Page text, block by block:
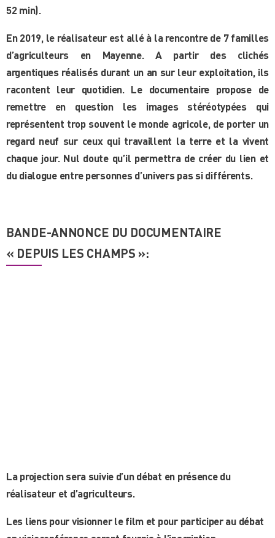
52 min).
En 2019, le réalisateur est allé à la rencontre de 7 familles
d’agriculteurs en Mayenne. A partir des clichés
argentiques réalisés durant un an sur leur exploitation, ils
racontent leur quotidien. Le documentaire propose de
remettre en question les images stéréotypées qui
représentent trop souvent le monde agricole, de porter un
regard neuf sur ceux qui travaillent la terre et la vivent
chaque jour. Nul doute qu’il permettra de créer du lien et
du dialogue entre personnes d’univers pas si différents.
BANDE-ANNONCE DU DOCUMENTAIRE
« DEPUIS LES CHAMPS »:
La projection sera suivie d’un débat en présence du
réalisateur et d’agriculteurs.
Les liens pour visionner le film et pour participer au débat